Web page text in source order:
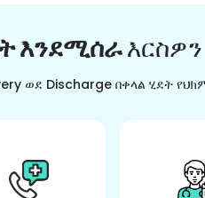
እንደሚሰራ
ወደ Discharge በቀላል ሂደት